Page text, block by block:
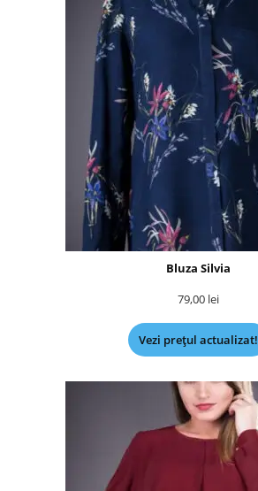
Bluza Silvia
79,00 lei
Vezi prețul actualizat!